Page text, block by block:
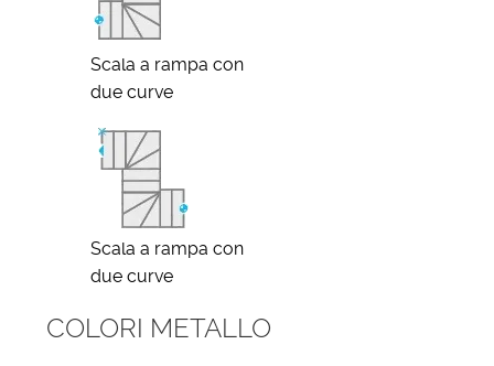
Scala a rampa con
due curve
Scala a rampa con
due curve
COLORI METALLO